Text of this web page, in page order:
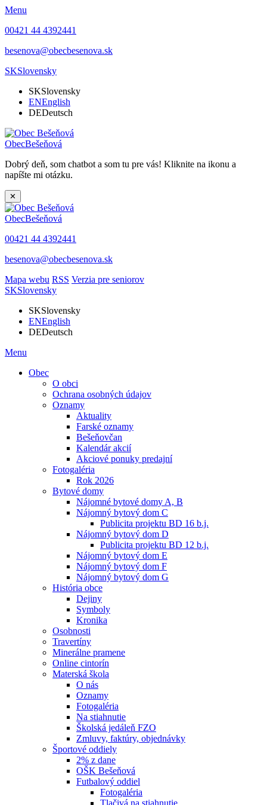
Menu
00421 44 4392441
besenova@obecbesenova.sk
SKSlovensky
SKSlovensky
ENEnglish
DEDeutsch
ObecBešeňová
Dobrý deň, som chatbot a som tu pre vás! Kliknite na ikonu a
napíšte mi otázku.
✕
ObecBešeňová
00421 44 4392441
besenova@obecbesenova.sk
Mapa webu RSS Verzia pre seniorov
SKSlovensky
SKSlovensky
ENEnglish
DEDeutsch
Menu
Obec
O obci
Ochrana osobných údajov
Oznamy
Aktuality
Farské oznamy
Bešeňovčan
Kalendár akcií
Akciové ponuky predajní
Fotogaléria
Rok 2026
Bytové domy
Nájomné bytové domy A, B
Nájomný bytový dom C
Publicita projektu BD 16 b.j.
Nájomný bytový dom D
Publicita projektu BD 12 b.j.
Nájomný bytový dom E
Nájomný bytový dom F
Nájomný bytový dom G
História obce
Dejiny
Symboly
Kronika
Osobnosti
Travertíny
Minerálne pramene
Online cintorín
Materská škola
O nás
Oznamy
Fotogaléria
Na stiahnutie
Školská jedáleň FZO
Zmluvy, faktúry, objednávky
Športové oddiely
2% z dane
OŠK Bešeňová
Futbalový oddiel
Fotogaléria
Tlačivá na stiahnutie